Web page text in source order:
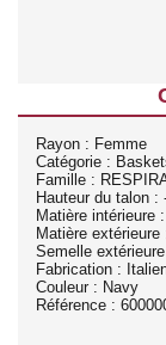
Rayon : Femme
Catégorie :
Famille :
Hauteur du talon :
Matière intérieure
Matière extérieure
Semelle
Fabrication :
Couleur : Navy
Référence :